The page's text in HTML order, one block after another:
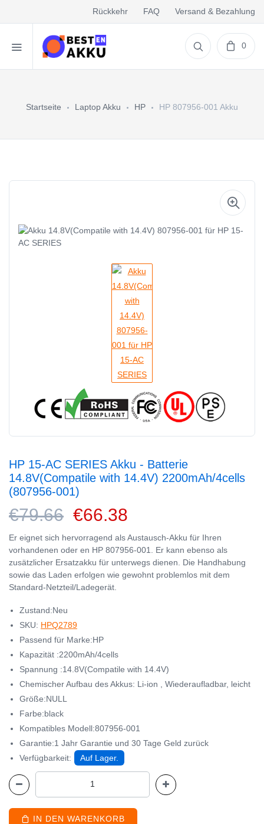
Rückkehr FAQ Versand & Bezahlung
0
Startseite Laptop Akku HP HP 807956-001 Akku
HP 15-AC SERIES Akku - Batterie
14.8V(Compatile with 14.4V) 2200mAh/4cells
(807956-001)
€79.66 €66.38
Er eignet sich hervorragend als Austausch-Akku für Ihren
vorhandenen oder en HP 807956-001. Er kann ebenso als
zusätzlicher Ersatzakku für unterwegs dienen. Die Handhabung
sowie das Laden erfolgen wie gewohnt problemlos mit dem
Standard-Netzteil/Ladegerät.
Zustand:Neu
SKU: HPQ2789
Passend für Marke:HP
Kapazität :2200mAh/4cells
Spannung :14.8V(Compatile with 14.4V)
Chemischer Aufbau des Akkus: Li-ion , Wiederaufladbar, leicht
Größe:NULL
Farbe:black
Kompatibles Modell:807956-001
Garantie:1 Jahr Garantie und 30 Tage Geld zurück
Verfügbarkeit:
Auf Lager.
IN DEN WARENKORB